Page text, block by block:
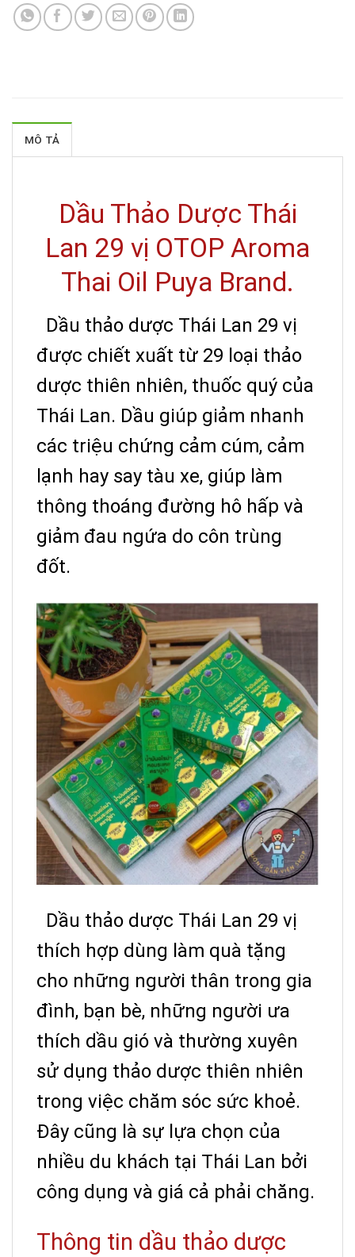
MÔ TẢ
Dầu Thảo Dược Thái
Lan 29 vị OTOP Aroma
Thai Oil Puya Brand.
Dầu thảo dược Thái Lan 29 vị
được chiết xuất từ 29 loại thảo
dược thiên nhiên, thuốc quý của
Thái Lan. Dầu giúp giảm nhanh
các triệu chứng cảm cúm, cảm
lạnh hay say tàu xe, giúp làm
thông thoáng đường hô hấp và
giảm đau ngứa do côn trùng
đốt.
Dầu thảo dược Thái Lan 29 vị
thích hợp dùng làm quà tặng
cho những người thân trong gia
đình, bạn bè, những người ưa
thích dầu gió và thường xuyên
sử dụng thảo dược thiên nhiên
trong việc chăm sóc sức khoẻ.
Đây cũng là sự lựa chọn của
nhiều du khách tại Thái Lan bởi
công dụng và giá cả phải chăng.
Thông tin dầu thảo dược